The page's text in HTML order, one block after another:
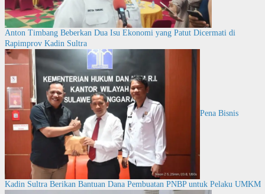
Anton Timbang Beberkan Dua Isu Ekonomi yang Patut Dicermati di
Rapimprov Kadin Sultra
Pena Bisnis
Kadin Sultra Berikan Bantuan Dana Pembuatan PNBP untuk Pelaku UMKM